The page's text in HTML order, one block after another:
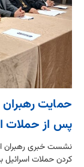
حمایت
پس از حملات
نشست خبری رهبران
کردن حملات اسرائیل